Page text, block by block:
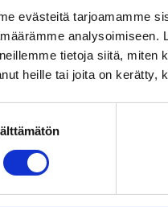
evästeitä tarjoamamme
analysoimiseen.
tietoja siitä, miten
heille tai joita on kerätty,
Fokus ) on avoinna